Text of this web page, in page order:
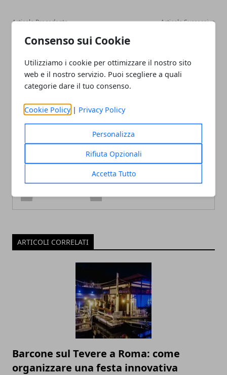
Consenso sui Cookie
Utilizziamo i cookie per ottimizzare il nostro sito
web e il nostro servizio. Puoi scegliere a quali
categorie dare il tuo consenso.
Cookie Policy | Privacy Policy
Personalizza
Rifiuta Opzionali
Accetta Tutto
Articolo Precedente
Mostre Roma: "Giotto e il
Trecento" in mostra al
fino al 29 Giugno 2009
Articolo Successivo
Arte Moderna di Roma, la
al 24 Maggio 2009
Redazione
ARTICOLI CORRELATI
Barcone sul Tevere a Roma: come
organizzare una festa innovativa